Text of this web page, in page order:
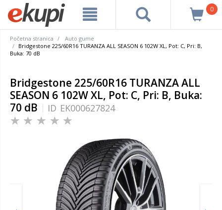
0
Početna stranica
Auto gume
Bridgestone 225/60R16 TURANZA ALL SEASON 6 102W XL, Pot: C, Pri: B,
Buka: 70 dB
Bridgestone 225/60R16 TURANZA ALL
SEASON 6 102W XL, Pot: C, Pri: B, Buka:
70 dB
ID EK000627824